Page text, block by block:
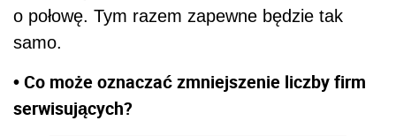
o połowę. Tym razem zapewne będzie tak
samo.
• Co może oznaczać zmniejszenie liczby firm
serwisujących?